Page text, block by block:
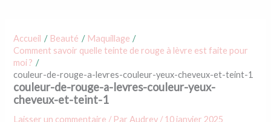
Accueil Beauté
Maquillage
Comment savoir quelle teinte de rouge à lèvre est faite pour
moi ?
couleur-de-rouge-a-levres-couleur-yeux-cheveux-et-teint-1
couleur-de-rouge-a-levres-couleur-yeux-
cheveux-et-teint-1
Laisser un commentaire / ParAudrey / 10 janvier 2025